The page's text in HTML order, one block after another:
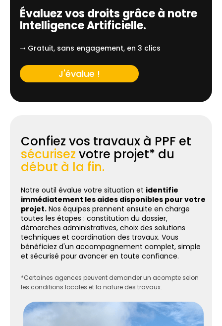
Évaluez vos droits grâce à notre
Intelligence Artificielle.
➝ Gratuit, sans engagement, en 3 clics
J'évalue !
Confiez vos travaux à PPF et
sécurisez votre projet* du
début à la fin.
Notre outil évalue votre situation et identifie
immédiatement les aides disponibles pour votre
projet. Nos équipes prennent ensuite en charge
toutes les étapes : constitution du dossier,
démarches administratives, choix des solutions
techniques et coordination des travaux. Vous
bénéficiez d'un accompagnement complet, simple
et sécurisé pour avancer en toute confiance.
*Certaines agences peuvent demander un acompte selon
les conditions locales et la nature des travaux.